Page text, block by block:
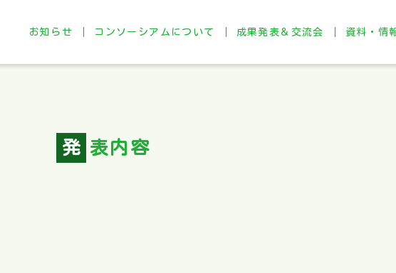
お知らせ コンソーシアムについて
入会案内
成果発表＆交流会 資料・情
発 表内容